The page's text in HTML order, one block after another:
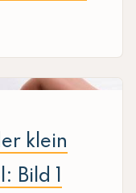
klein
Bild 1